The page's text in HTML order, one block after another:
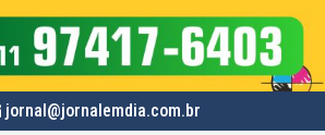
jornal@jornalemdia.com.br